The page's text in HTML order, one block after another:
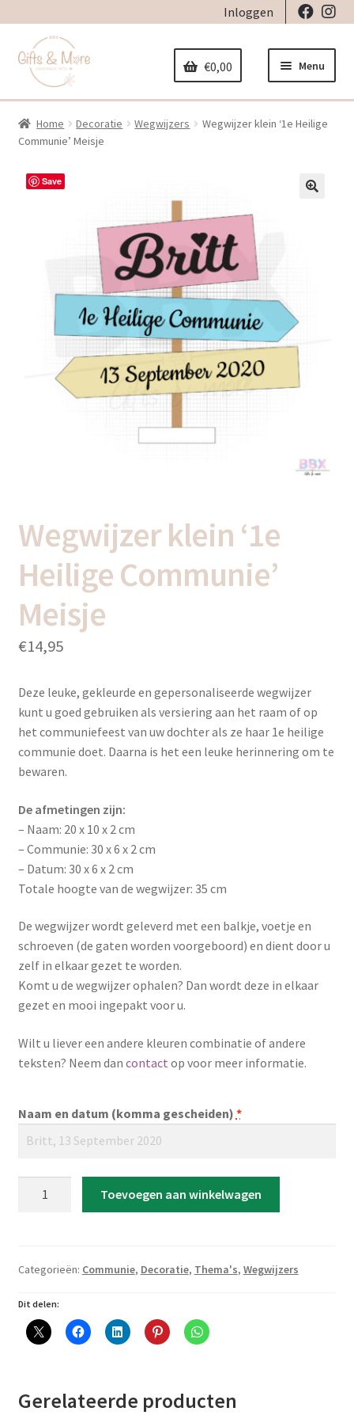
Inloggen
door
naar
navigatie
naar
inhoud
Menu
Home
Geboorte
Stickers
Strijkapplicaties
Tassen
Thema’s
€0,00
Home Decoratie Wegwijzers
Wegwijzer klein ‘1e Heilige
Communie’ Meisje
Save
Wegwijzer klein ‘1e
Heilige Communie’
Meisje
€14,95
Deze leuke, gekleurde en gepersonaliseerde wegwijzer
kunt u goed gebruiken als versiering aan het raam of op
het communiefeest van uw dochter als ze haar 1e heilige
communie doet. Daarna is het een leuke herinnering om te
bewaren.
De afmetingen zijn:
– Naam: 20 x 10 x 2 cm
– Communie: 30 x 6 x 2 cm
– Datum: 30 x 6 x 2 cm
Totale hoogte van de wegwijzer: 35 cm
De wegwijzer wordt geleverd met een balkje, voetje en
schroeven (de gaten worden voorgeboord) en dient door u
zelf in elkaar gezet te worden.
Komt u de wegwijzer ophalen? Dan wordt deze in elkaar
gezet en mooi ingepakt voor u.
Wilt u liever een andere kleuren combinatie of andere
teksten? Neem dan contact op voor meer informatie.
Naam en datum (komma gescheiden) *
Communie'
aantal
Toevoegen aan winkelwagen
Categorieën: Communie, Decoratie, Thema's, Wegwijzers
Dit delen:
Gerelateerde producten